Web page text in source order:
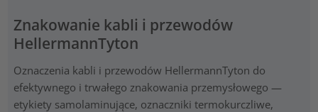
Znakowanie kabli i przewodów
HellermannTyton
Oznaczenia kabli i przewodów HellermannTyton do
efektywnego i trwałego znakowania przemysłowego —
etykiety samolaminujące, oznaczniki termokurczliwe,